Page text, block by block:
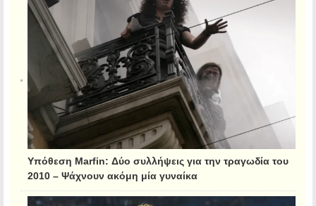
Υπόθεση Marfin: Δύο συλλήψεις για την τραγωδία του
2010 – Ψάχνουν ακόμη μία γυναίκα